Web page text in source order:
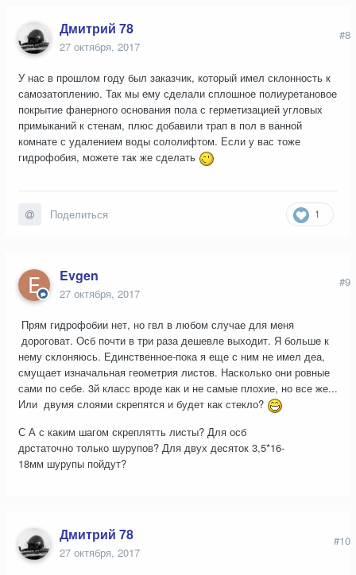
Дмитрий 78
27 октября, 2017
#8
У нас в прошлом году был заказчик, который имел склонность к
самозатоплению. Так мы ему сделали сплошное полиуретановое
покрытие фанерного основания пола с герметизацией угловых
примыканий к стенам, плюс добавили трап в пол в ванной
комнате с удалением воды сололифтом. Если у вас тоже
гидрофобия, можете так же сделать
1
Поделиться
Evgen
27 октября, 2017
#9
Прям гидрофобии нет, но гвл в любом случае для меня
дороговат. Осб почти в три раза дешевле выходит. Я больше к
нему склоняюсь. Единственное-пока я еще с ним не имел деа,
смущает изначальная геометрия листов. Насколько они ровные
сами по себе. 3й класс вроде как и не самые плохие, но все же...
Или двумя слоями скрепятся и будет как стекло?
С А с каким шагом скреплятть листы? Для осб
дрстаточно только шурупов? Для двух десяток 3,5*16-
18мм шурупы пойдут?
Дмитрий 78
27 октября, 2017
#10